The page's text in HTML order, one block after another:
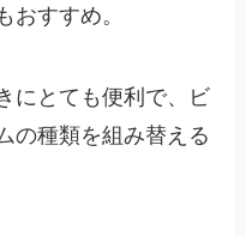
おすすめ。
にとても便利で、ビ
の種類を組み替える